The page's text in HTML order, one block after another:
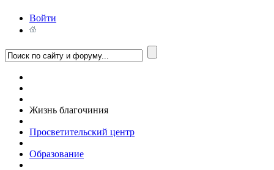
Войти
Жизнь благочиния
Просветительский центр
Образование